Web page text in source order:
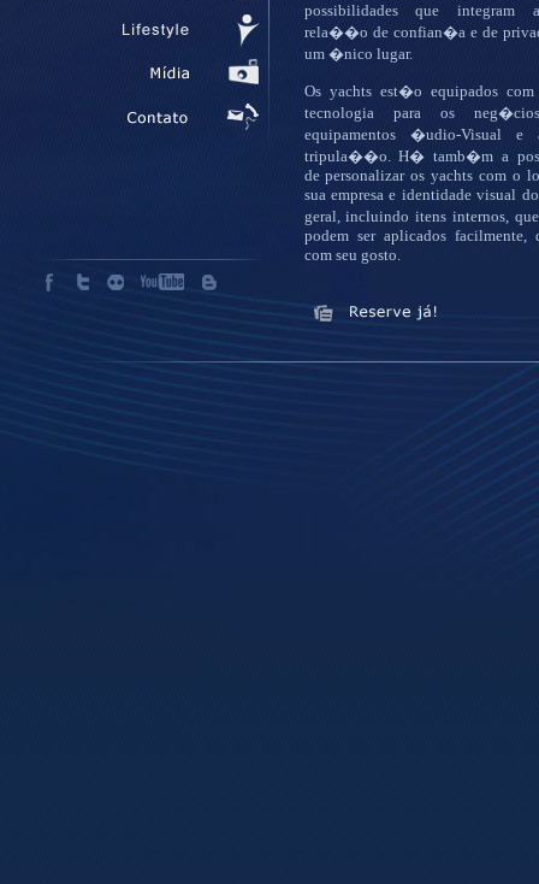
possibilidades que
rela��o de confian�a e de
um �nico lugar.
Os yachts est�o equipados
tecnologia para os
equipamentos �udio-Visual e
tripula��o. H� tamb�m a
de personalizar os yachts com o
sua empresa e identidade visual
geral, incluindo itens internos,
podem ser aplicados facilmente,
com seu gosto.